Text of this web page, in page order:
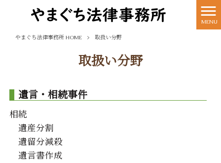
MENU
やまぐち法律事務所 HOME > 取扱い分野
取扱い分野
遺言・相続事件
相続
遺産分割
遺留分減殺
遺言書作成